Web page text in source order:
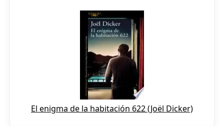
El enigma de la habitación 622 (Joël Dicker)